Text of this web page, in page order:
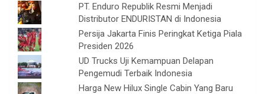
PT. Enduro Republik Resmi Menjadi
Distributor ENDURISTAN di Indonesia
Persija Jakarta Finis Peringkat Ketiga Piala
Presiden 2026
UD Trucks Uji Kemampuan Delapan
Pengemudi Terbaik Indonesia
Harga New Hilux Single Cabin Yang Baru